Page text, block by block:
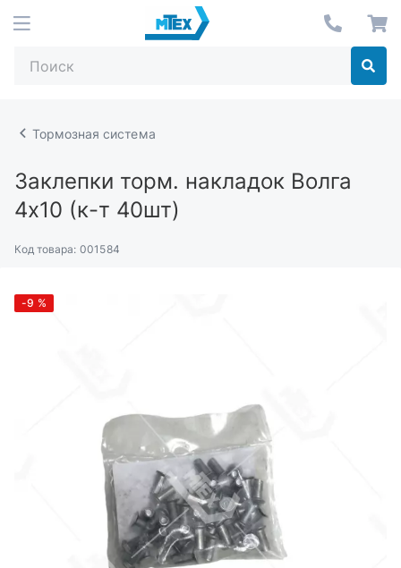
Тормозная система
Заклепки торм. накладок Волга
4х10 (к-т 40шт)
Код товара: 001584
-9 %